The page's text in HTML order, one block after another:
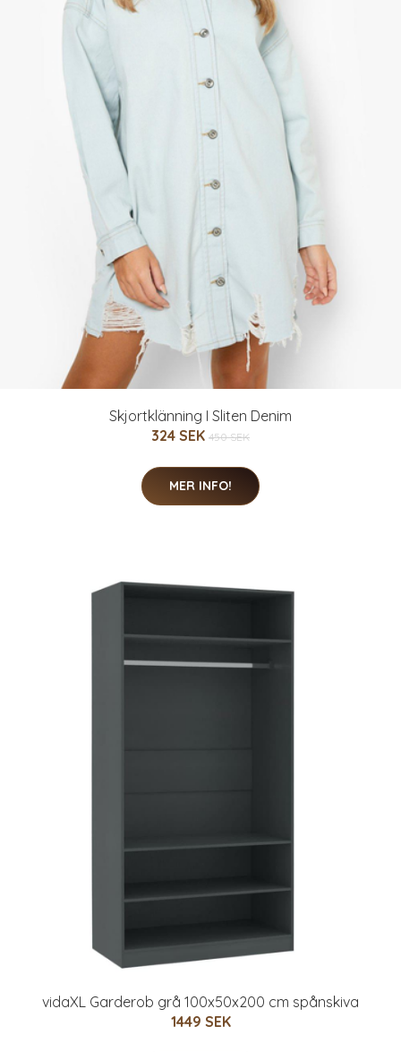
Skjortklänning I Sliten Denim
324 SEK 450 SEK
MER INFO!
vidaXL Garderob grå 100x50x200 cm spånskiva
1449 SEK